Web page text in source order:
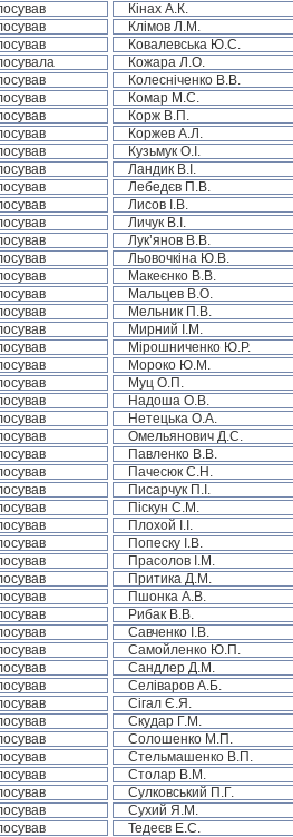
Кінах А.К.
Клімов Л.М.
Ковалевська Ю.С.
Кожара Л.О.
Колесніченко В.В.
Комар М.С.
Корж В.П.
Коржев А.Л.
Кузьмук О.І.
Ландик В.І.
Лебедєв П.В.
Лисов І.В.
Личук В.І.
Лук’янов В.В.
Льовочкіна Ю.В.
Макеєнко В.В.
Мальцев В.О.
Мельник П.В.
Мирний І.М.
Мірошниченко Ю.Р.
Мороко Ю.М.
Муц О.П.
Надоша О.В.
Нетецька О.А.
Омельянович Д.С.
Павленко В.В.
Пачесюк С.Н.
Писарчук П.І.
Піскун С.М.
Плохой І.І.
Попеску І.В.
Прасолов І.М.
Притика Д.М.
Пшонка А.В.
Рибак В.В.
Савченко І.В.
Самойленко Ю.П.
Сандлер Д.М.
Селіваров А.Б.
Сігал Є.Я.
Скудар Г.М.
Солошенко М.П.
Стельмашенко В.П.
Столар В.М.
Сулковський П.Г.
Сухий Я.М.
Тедеєв Е.С.